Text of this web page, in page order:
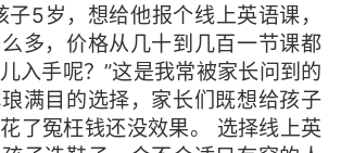
子5岁，想给他报个线上英语课，
多，价格从几十到几百一节课都
入手呢？”这是我常被家长问到的
满目的选择，家长们既想给孩子
了冤枉钱还没效果。 选择线上英